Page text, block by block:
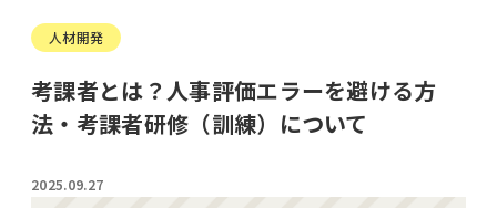
人材開発
考課者とは？人事評価エラーを避ける方
法・考課者研修（訓練）について
2025.09.27